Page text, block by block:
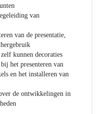
van
van de presentatie,
kunnen decoraties
het presenteren van
en het installeren van
de ontwikkelingen in